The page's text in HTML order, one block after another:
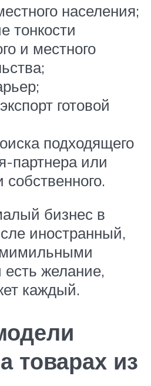
населения;
тонкости
и местного
готовой
подходящего
партнера или
собственного.
бизнес в
иностранный,
желание,
каждый.
товарах из